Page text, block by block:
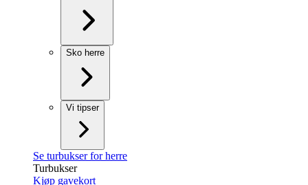
Sko herre
Vi tipser
Se turbukser for herre
Turbukser
Kjøp gavekort